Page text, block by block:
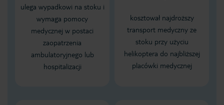
ulega wypadkowi na stoku i
wymaga pomocy
medycznej w postaci
zaopatrzenia
ambulatoryjnego lub
hospitalizacji
kosztował najdroższy
transport medyczny ze
stoku przy użyciu
helikoptera do najbliższej
placówki medycznej